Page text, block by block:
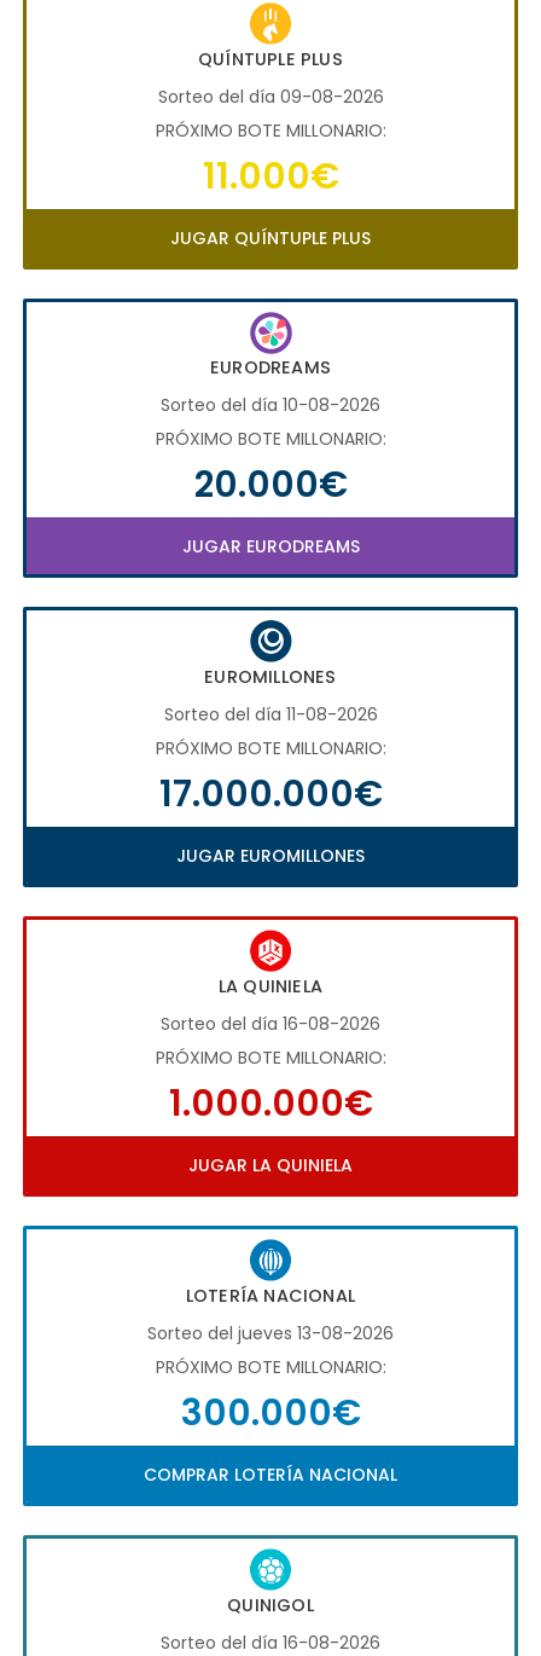
QUÍNTUPLE PLUS
Sorteo del día 09-08-2026
PRÓXIMO BOTE MILLONARIO:
11.000€
JUGAR QUÍNTUPLE PLUS
EURODREAMS
Sorteo del día 10-08-2026
PRÓXIMO BOTE MILLONARIO:
20.000€
JUGAR EURODREAMS
EUROMILLONES
Sorteo del día 11-08-2026
PRÓXIMO BOTE MILLONARIO:
17.000.000€
JUGAR EUROMILLONES
LA QUINIELA
Sorteo del día 16-08-2026
PRÓXIMO BOTE MILLONARIO:
1.000.000€
JUGAR LA QUINIELA
LOTERÍA NACIONAL
Sorteo del jueves 13-08-2026
PRÓXIMO BOTE MILLONARIO:
300.000€
COMPRAR LOTERÍA NACIONAL
QUINIGOL
Sorteo del día 16-08-2026